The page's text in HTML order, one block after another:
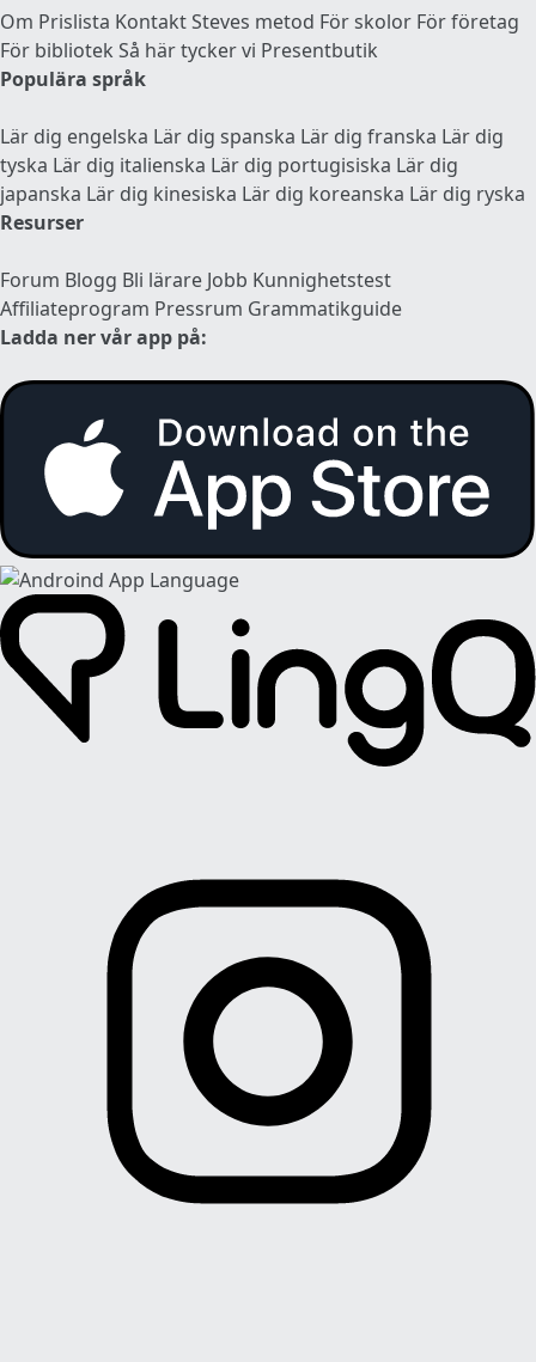
Om Prislista KontaktSteves metod För skolor För företag
För bibliotek Så här tycker vi Presentbutik
Populära språk
Lär dig engelska Lär dig spanska Lär dig franska Lär dig
tyska Lär dig italienska Lär dig portugisiska Lär dig
japanska Lär dig kinesiska Lär dig koreanska Lär dig ryska
Resurser
Forum Blogg Bli lärare Jobb Kunnighetstest
Affiliateprogram Pressrum Grammatikguide
Ladda ner vår app på: